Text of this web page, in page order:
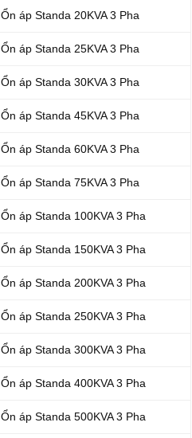
Ổn áp Standa 20KVA 3 Pha
Ổn áp Standa 25KVA 3 Pha
Ổn áp Standa 30KVA 3 Pha
Ổn áp Standa 45KVA 3 Pha
Ổn áp Standa 60KVA 3 Pha
Ổn áp Standa 75KVA 3 Pha
Ổn áp Standa 100KVA 3 Pha
Ổn áp Standa 150KVA 3 Pha
Ổn áp Standa 200KVA 3 Pha
Ổn áp Standa 250KVA 3 Pha
Ổn áp Standa 300KVA 3 Pha
Ổn áp Standa 400KVA 3 Pha
Ổn áp Standa 500KVA 3 Pha